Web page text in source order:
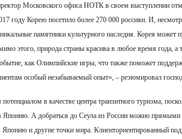
Московского офиса НОТК в своем выступлении
году Корею посетило более 270 000 россиян. И,
памятники культурного наследия. Корея
этого, природа страны красива в любое время года,
как Олимпийские игры, что также поможет
особый незабываемый опыт», – резюмировал
в качестве центра транзитного туризма,
Японию. А добраться до Сеула из России можно прямыми
Японию и другие точки мира. Клиенториентированный